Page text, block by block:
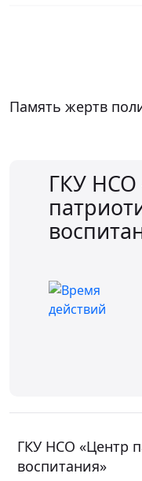
Память жертв
ГКУ НСО
ГКУ НСО «Центр
воспитания»